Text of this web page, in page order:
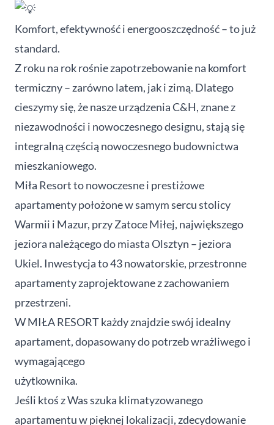
Komfort, efektywność i energooszczędność – to już
standard.
Z roku na rok rośnie zapotrzebowanie na komfort
termiczny – zarówno latem, jak i zimą. Dlatego
cieszymy się, że nasze urządzenia C&H, znane z
niezawodności i nowoczesnego designu, stają się
integralną częścią nowoczesnego budownictwa
mieszkaniowego.
Miła Resort to nowoczesne i prestiżowe
apartamenty położone w samym sercu stolicy
Warmii i Mazur, przy Zatoce Miłej, największego
jeziora należącego do miasta Olsztyn – jeziora
Ukiel. Inwestycja to 43 nowatorskie, przestronne
apartamenty zaprojektowane z zachowaniem
przestrzeni.
W MIŁA RESORT każdy znajdzie swój idealny
apartament, dopasowany do potrzeb wrażliwego i
wymagającego
użytkownika.
Jeśli ktoś z Was szuka klimatyzowanego
apartamentu w pięknej lokalizacji, zdecydowanie